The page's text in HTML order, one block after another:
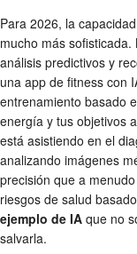
Para 2026, la
mucho más
análisis predictivos y
una app de fitness con
entrenamiento basado
energía y tus objetivos
está asistiendo en el
analizando imágenes
precisión que a
riesgos de salud
ejemplo de IA que no
salvarla.